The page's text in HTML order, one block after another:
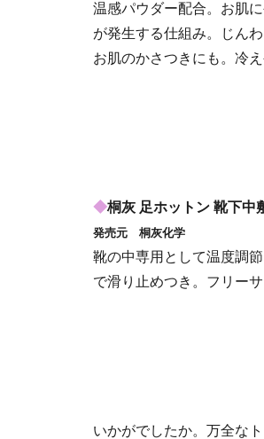
温感パウダー配合。お肌
が発生する仕組み。じん
お肌のかさつきにも。冷
◆桐灰 足ホットン 靴下中
発売元 桐灰化学
靴の中専用として温度調
で滑り止めつき。フリー
いかがでしたか。万全な